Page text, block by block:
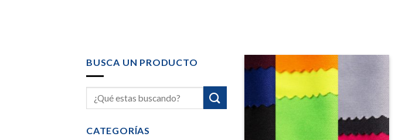
BUSCA UN PRODUCTO
CATEGORÍAS